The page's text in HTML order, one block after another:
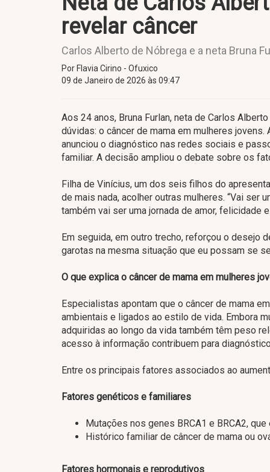
revelar câncer
Carlos Alberto de Nóbrega e a neta Bruna
Por Flavia Cirino - Ofuxico
09 de Janeiro de 2026 às 09:47
Aos 24 anos, Bruna Furlan, neta de Carlos
dúvidas: o câncer de mama em mulheres
anunciou o diagnóstico nas redes sociais e
familiar. A decisão ampliou o debate sobre os
Filha de Vinícius, um dos seis filhos do
de mais nada, acolher outras mulheres. “Vai ser
também vai ser uma jornada de amor, felicidade
Em seguida, em outro trecho, reforçou o desejo
garotas na mesma situação que eu possam se
O que explica o câncer de mama em mulheres
Especialistas apontam que o câncer de mama
ambientais e ligados ao estilo de vida. Embora
adquiridas ao longo da vida também têm peso
acesso à informação contribuem para
Entre os principais fatores associados ao
Fatores genéticos e familiares
Mutações nos genes BRCA1 e BRCA2,
Histórico familiar de câncer de mama ou
Fatores hormonais e reprodutivos